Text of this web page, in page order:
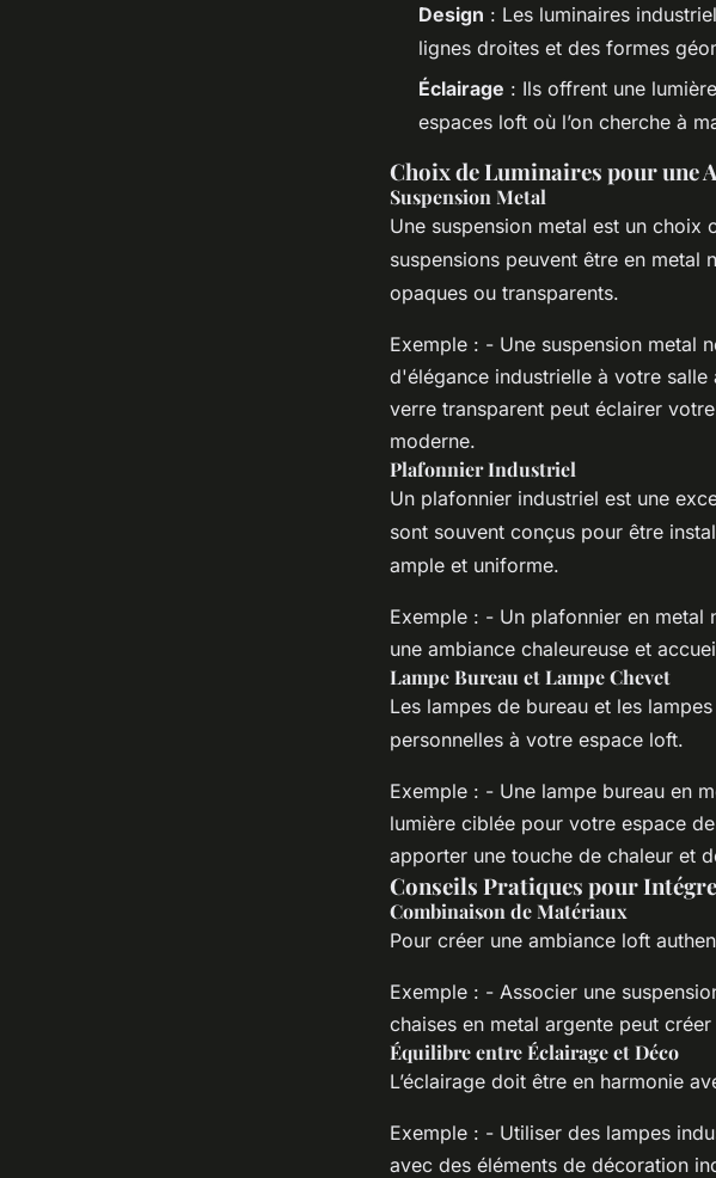
Design : Les luminaires
lignes droites et des formes
Éclairage : Ils offrent une
espaces loft où l’on cherche à
Choix de Luminaires pour une
Suspension Metal
Une suspension metal est un choix
suspensions peuvent être en metal
opaques ou transparents.
Exemple : - Une suspension metal
d'élégance industrielle à votre
verre transparent peut éclairer
moderne.
Plafonnier Industriel
Un plafonnier industriel est une
sont souvent conçus pour être
ample et uniforme.
Exemple : - Un plafonnier en
une ambiance chaleureuse et
Lampe Bureau et Lampe Chevet
Les lampes de bureau et les
personnelles à votre espace loft.
Exemple : - Une lampe bureau en
lumière ciblée pour votre espace
apporter une touche de chaleur et
Conseils Pratiques pour
Combinaison de Matériaux
Pour créer une ambiance loft
Exemple : - Associer une
chaises en metal argente peut
Équilibre entre Éclairage et Déco
L’éclairage doit être en harmonie
Exemple : - Utiliser des lampes
avec des éléments de décoration